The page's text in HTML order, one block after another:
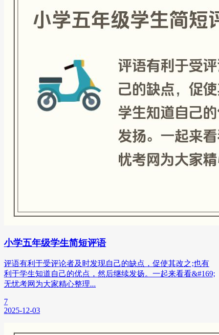
小学五年级学生简短评语
评语有利于受评论者及时发现自己的缺点，促使其改之;也有
利于学生知道自己的优点，然后继续发扬。一起来看看&#169;
无忧考网为大家精心整理...
7
2025-12-03